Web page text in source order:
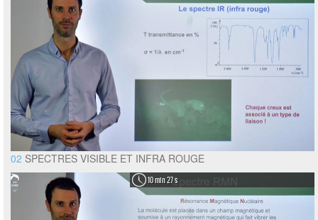
02 SPECTRES VISIBLE ET INFRA ROUGE
10 min 27 s